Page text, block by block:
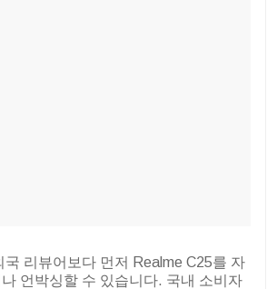
국 리뷰어보다 먼저 Realme C25를 자
언박싱할 수 있습니다. 국내 소비자